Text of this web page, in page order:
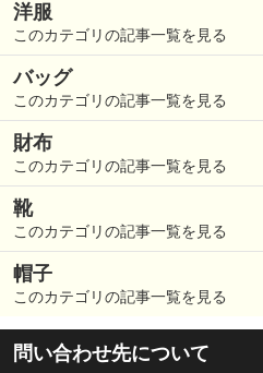
洋服
このカテゴリの記事一覧を見る
バッグ
このカテゴリの記事一覧を見る
財布
このカテゴリの記事一覧を見る
靴
このカテゴリの記事一覧を見る
帽子
このカテゴリの記事一覧を見る
問い合わせ先について